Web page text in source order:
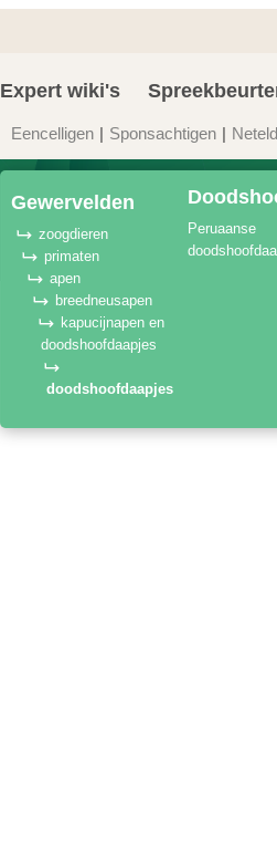
Expert wiki's
Eencelligen Sponsachtigen
gewervelden
zoogdieren
primaten
apen
breedneusapen
kapucijnapen en
doodshoofdaapjes
doodshoofdaapjes
peruaanse